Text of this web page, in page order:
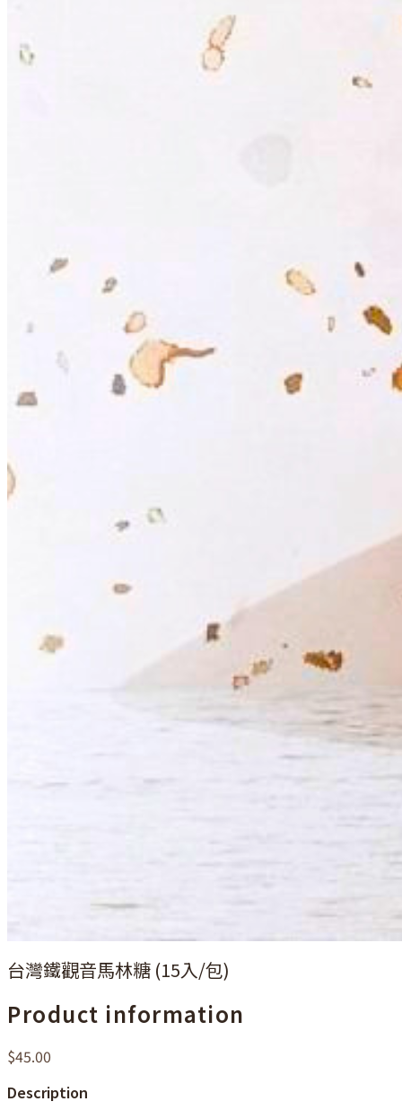
台灣鐵觀音馬林糖 (15入/包)
Product information
$45.00
Description